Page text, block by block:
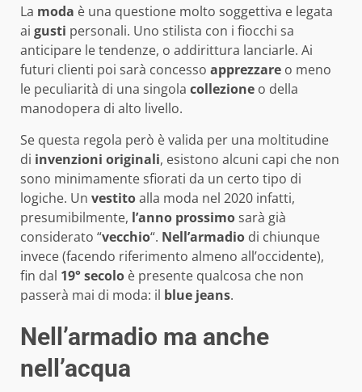
La moda è una questione molto soggettiva e legata
ai gusti personali. Uno stilista con i fiocchi sa
anticipare le tendenze, o addirittura lanciarle. Ai
futuri clienti poi sarà concesso apprezzare o meno
le peculiarità di una singola collezione o della
manodopera di alto livello.
Se questa regola però è valida per una moltitudine
di invenzioni originali, esistono alcuni capi che non
sono minimamente sfiorati da un certo tipo di
logiche. Un vestitoalla moda nel 2020 infatti,
presumibilmente, l’anno prossimosarà già
considerato “vecchio“. Nell’armadio di chiunque
invece (facendo riferimento almeno all’occidente),
fin dal 19°secolo è presente qualcosa che non
passerà mai di moda: il blue jeans.
Nell’armadio ma anche
nell’acqua